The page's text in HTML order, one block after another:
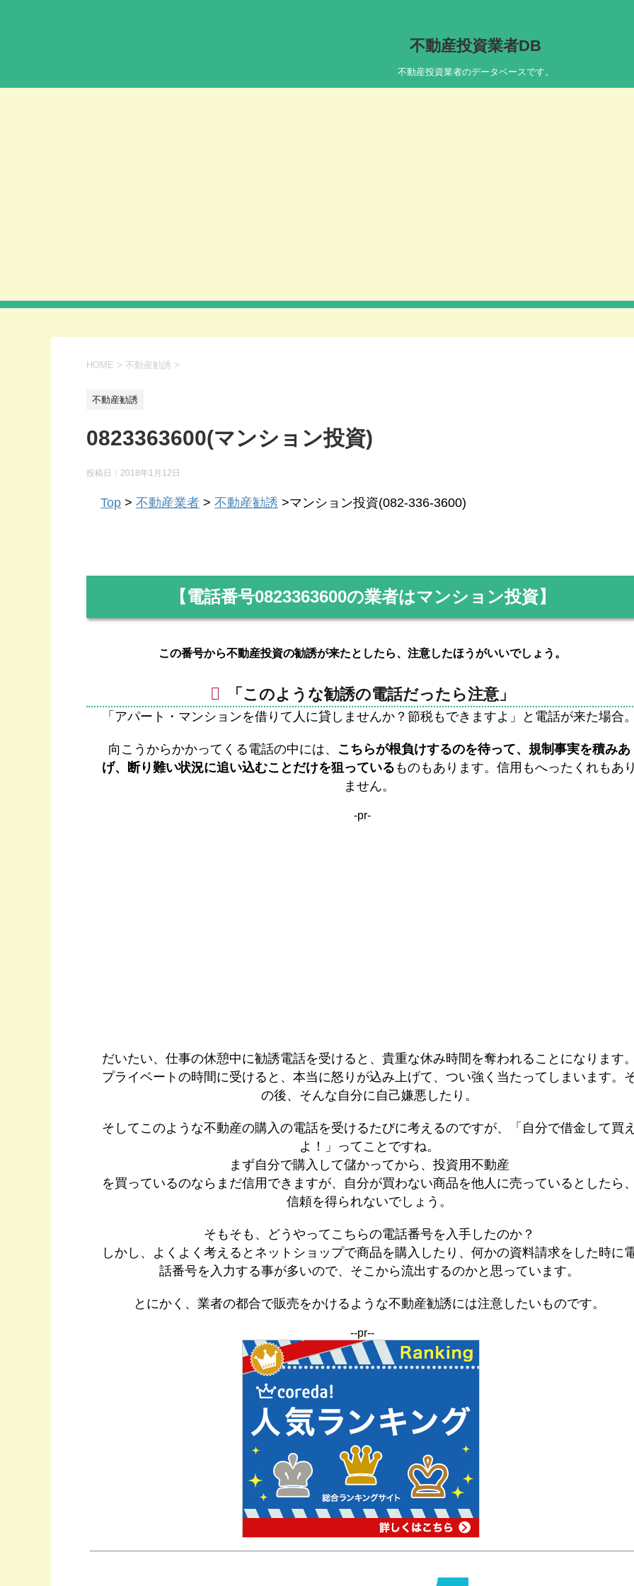
不動産投資業者DB
不動産投資業者のデータベースです。
HOME > 不動産勧誘 >
不動産勧誘
0823363600(マンション投資)
投稿日： 2018年1月12日
Top > 不動産業者 > 不動産勧誘 >マンション投資(082-336-3600)
【電話番号0823363600の業者はマンション投資】
この番号から不動産投資の勧誘が来たとしたら、注意したほうがいいでしょう。
「このような勧誘の電話だったら注意」
「アパート・マンションを借りて人に貸しませんか？節税もできますよ」と電話が来た場合
向こうからかかってくる電話の中には、 こちらが根負けするのを待って、規制事実を積みあ
げ、断り難い状況に追い込むことだけを狙っている ものもあります。信用もへったくれもあ
ません。
-pr-
だいたい、仕事の休憩中に勧誘電話を受けると、貴重な休み時間を奪われることになります
プライベートの時間に受けると、本当に怒りが込み上げて、つい強く当たってしまいます。
の後、そんな自分に自己嫌悪したり。
そしてこのような不動産の購入の電話を受けるたびに考えるのですが、「自分で借金して買
よ！」ってことですね。
まず自分で購入して儲かってから、投資用不動産
を買っているのならまだ信用できますが、自分が買わない商品を他人に売っているとしたら
信頼を得られないでしょう。
そもそも、どうやってこちらの電話番号を入手したのか？
しかし、よくよく考えるとネットショップで商品を購入したり、何かの資料請求をした時に
話番号を入力する事が多いので、そこから流出するのかと思っています。
とにかく、業者の都合で販売をかけるような不動産勧誘には注意したいものです。
--pr--